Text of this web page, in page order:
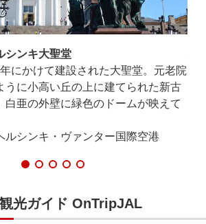
シンキ大聖堂
にかけて建設された大聖堂。元老院
うに小高い丘の上に建てられた新古
白亜の外壁に緑色のドームが映えて
ルシンキ・ヴァンター国際空港
光ガイド OnTripJAL